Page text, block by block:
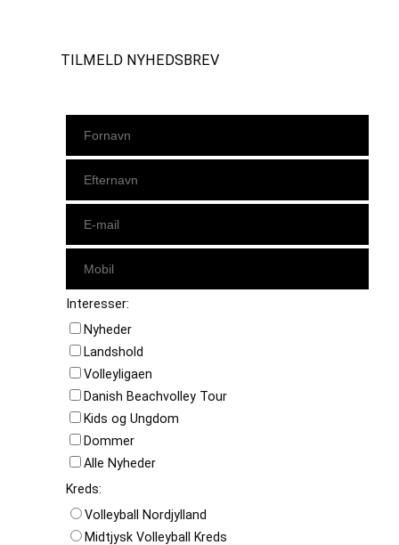
TILMELD NYHEDSBREV
Interesser:
Nyheder
Landshold
Volleyligaen
Danish Beachvolley Tour
Kids og Ungdom
Dommer
Alle Nyheder
Kreds:
Volleyball Nordjylland
Midtjysk Volleyball Kreds